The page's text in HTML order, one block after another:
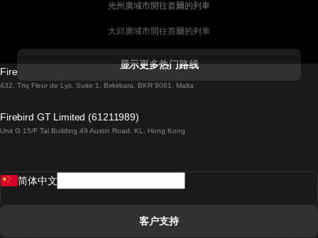
光州廣域市開往首爾的列車
大邱廣域市開往首爾的列車
都柏林開往戈尔韦的列車
羅馬開往拿坡里的列車
显示更多热门路线
Firebird GT Limited (OC 1451)
432, Triq Fleur de Lys, Suite 1, Birkirkara, BKR 9061, Malta
Firebird GT Limited (61211989)
Unit G 15/F Tal Building 49 Austin Road, KL, Hong Kong
简体中文
客户支持